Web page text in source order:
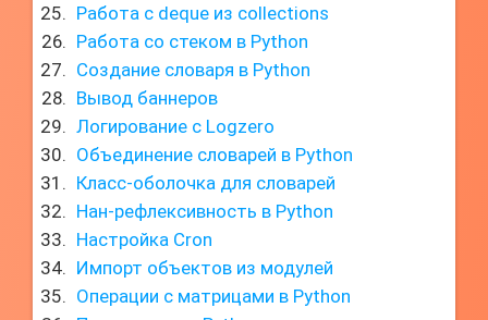
Работа с deque из collections
Работа со стеком в Python
Создание словаря в Python
Вывод баннеров
Логирование с Logzero
Объединение словарей в Python
Класс-оболочка для словарей
Нан-рефлексивность в Python
Настройка Cron
Импорт объектов из модулей
Операции с матрицами в Python